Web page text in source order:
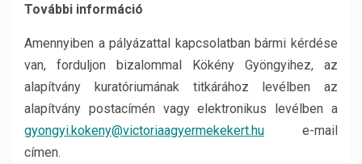
További információ
Amennyiben a pályázattal kapcsolatban bármi kérdése
van, forduljon bizalommal Kökény Gyöngyihez, az
alapítvány kuratóriumának titkárához levélben az
alapítvány postacímén vagy elektronikus levélben a
gyongyi.kokeny@victoriaagyermekekert.hu e-mail
címen.